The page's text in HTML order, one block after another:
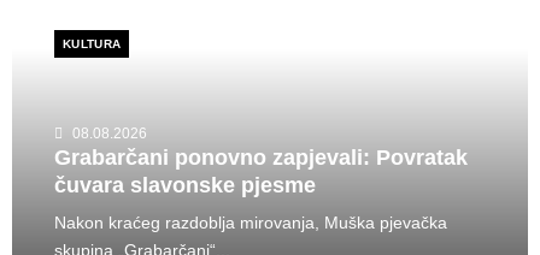
KULTURA
08.08.2026
Grabarčani ponovno zapjevali: Povratak
čuvara slavonske pjesme
Nakon kraćeg razdoblja mirovanja, Muška pjevačka
skupina „Grabarčani“...